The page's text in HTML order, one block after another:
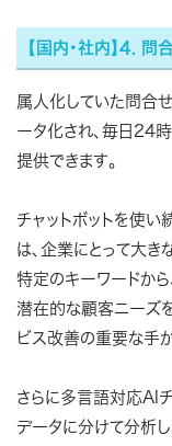
【国内・社内】4.
属人化していた問合
ータ化され、毎日24
提供できます。
チャットボットを使い
は、企業にとって大
特定のキーワードから
潜在的な顧客ニーズ
ビス改善の重要な手が
さらに多言語対応AIチ
データに分けて分析